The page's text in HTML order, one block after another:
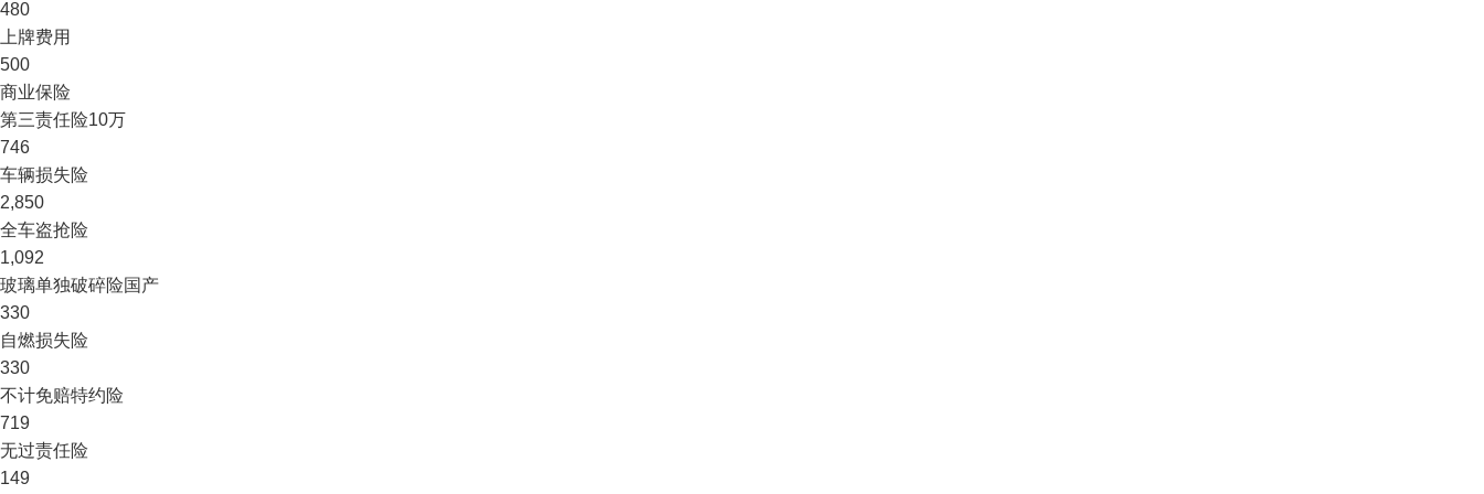
480
上牌费用
500
商业保险
第三责任险10万
746
车辆损失险
2,850
全车盗抢险
1,092
玻璃单独破碎险国产
330
自燃损失险
330
不计免赔特约险
719
无过责任险
149